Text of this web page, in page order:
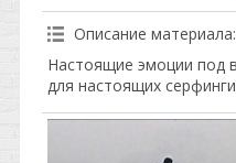
Описание материала:
Настоящие эмоции под
для настоящих